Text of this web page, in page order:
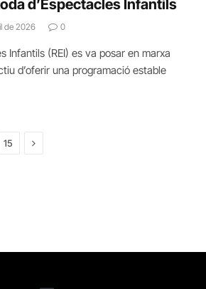
d’Espectacles Infantils
de 2026 0
Infantils (REI) es va posar en marxa
d’oferir una programació estable
15 Next